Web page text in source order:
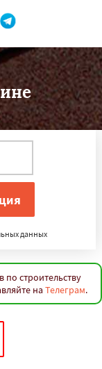
данных
по строительству
на Телеграм.